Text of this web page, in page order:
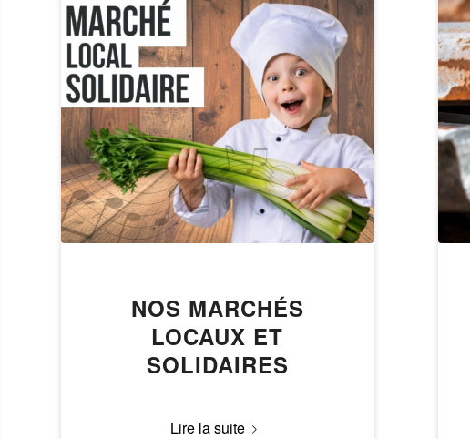
NOS MARCHÉS
LOCAUX ET
SOLIDAIRES
Lire la suite